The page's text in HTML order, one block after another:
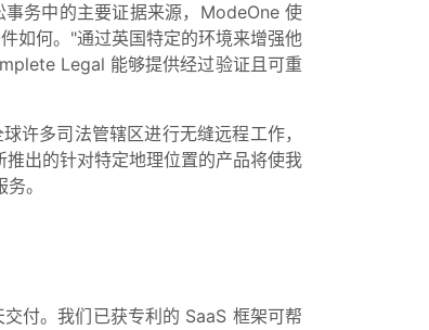
务中的主要证据来源，ModeOne 使
如何。"通过英国特定的环境来增强他
Legal 能够提供经过验证且可重
许多司法管辖区进行无缝远程工作，
推出的针对特定地理位置的产品将使我
。
付。我们已获专利的 SaaS 框架可帮